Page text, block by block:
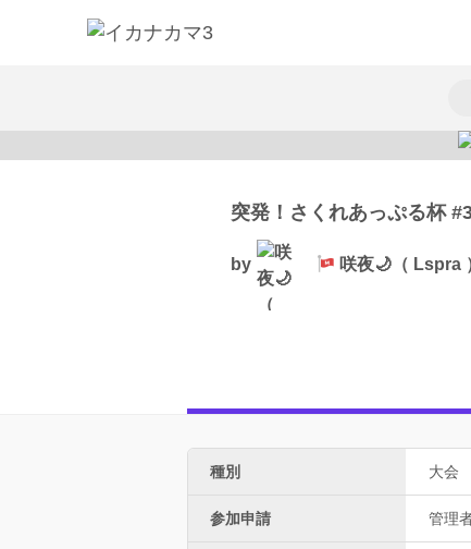
突発！さくれあっぷる杯
by 咲夜🌙（ Lspra
種別 大会
参加申請 管理